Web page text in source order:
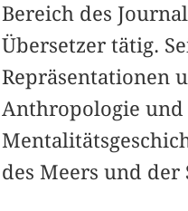
Bereich des
Übersetzer tätig.
Repräsentationen
Anthropologie und
des Meers und der